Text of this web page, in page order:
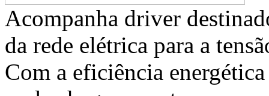
Acompanha driver
da rede elétrica para a
Com a eficiência